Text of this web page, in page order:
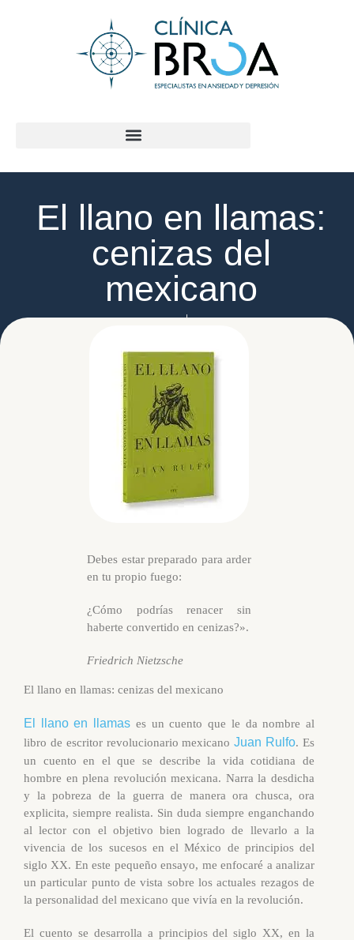
El llano en llamas:
cenizas del
mexicano
Debes estar preparado para arder
en tu propio fuego:
¿Cómo podrías renacer sin
haberte convertido en cenizas?».
Friedrich Nietzsche
El llano en llamas: cenizas del mexicano
El llano en llamas es un cuento que le da nombre al
libro de escritor revolucionario mexicanoJuan Rulfo. Es
un cuento en el que se describe la vida cotidiana de
hombre en plena revolución mexicana. Narra la desdicha
y la pobreza de la guerra de manera ora chusca, ora
explicita, siempre realista. Sin duda siempre enganchando
al lector con el objetivo bien logrado de llevarlo a la
vivencia de los sucesos en el México de principios del
siglo XX. En este pequeño ensayo, me enfocaré a analizar
un particular punto de vista sobre los actuales rezagos de
la personalidad del mexicano que vivía en la revolución.
El cuento se desarrolla a principios del siglo XX, en la